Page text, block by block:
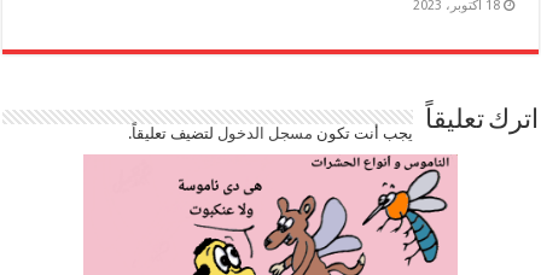
18 أكتوبر، 2023
اترك تعليقاً يجب أنت تكون مسجل الدخوللتضيف تعليقاً.